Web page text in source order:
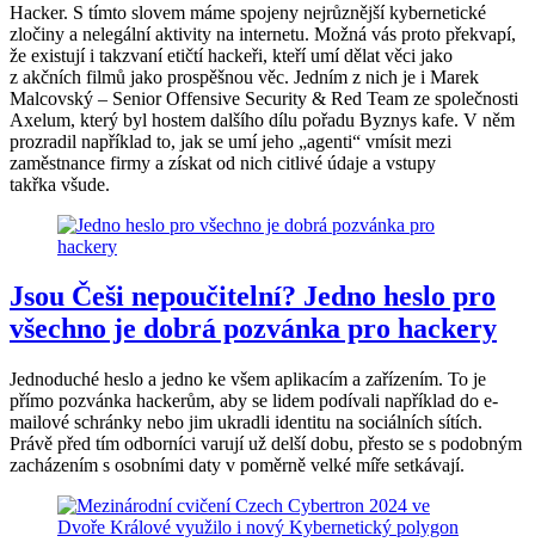
Hacker. S tímto slovem máme spojeny nejrůznější kybernetické
zločiny a nelegální aktivity na internetu. Možná vás proto překvapí,
že existují i takzvaní etičtí hackeři, kteří umí dělat věci jako
z akčních filmů jako prospěšnou věc. Jedním z nich je i Marek
Malcovský – Senior Offensive Security & Red Team ze společnosti
Axelum, který byl hostem dalšího dílu pořadu Byznys kafe. V něm
prozradil například to, jak se umí jeho „agenti“ vmísit mezi
zaměstnance firmy a získat od nich citlivé údaje a vstupy
takřka všude.
Jsou Češi nepoučitelní? Jedno heslo pro
všechno je dobrá pozvánka pro hackery
Jednoduché heslo a jedno ke všem aplikacím a zařízením. To je
přímo pozvánka hackerům, aby se lidem podívali například do e-
mailové schránky nebo jim ukradli identitu na sociálních sítích.
Právě před tím odborníci varují už delší dobu, přesto se s podobným
zacházením s osobními daty v poměrně velké míře setkávají.